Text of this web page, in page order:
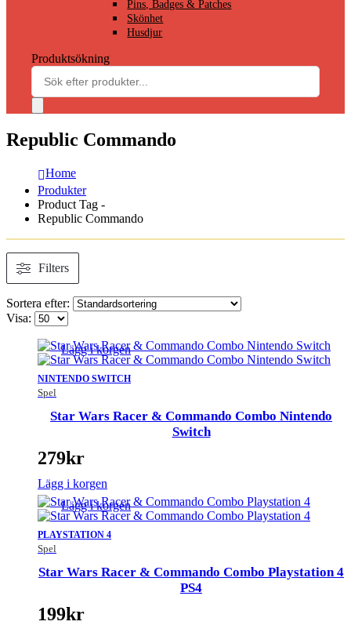
Pins, Badges & Patches
Skönhet
Husdjur
Produktsökning
Republic Commando
Home
Produkter
Product Tag -
Republic Commando
Filters
Sortera efter:
Visa:
NINTENDO SWITCH
Spel
Lägg i korgen
Star Wars Racer & Commando Combo Nintendo
Switch
279kr
Lägg i korgen
PLAYSTATION 4
Spel
Lägg i korgen
Star Wars Racer & Commando Combo Playstation 4
PS4
199kr